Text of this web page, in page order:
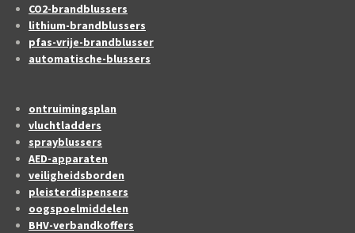
CO2-brandblussers
lithium-brandblussers
pfas-vrije-brandblusser
automatische-blussers
ontruimingsplan
vluchtladders
sprayblussers
AED-apparaten
veiligheidsborden
pleisterdispensers
oogspoelmiddelen
BHV-verbandkoffers